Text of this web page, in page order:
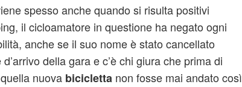
spesso anche quando si risulta positivi
il cicloamatore in questione ha negato ogni
anche se il suo nome è stato cancellato
d’arrivo della gara e c’è chi giura che prima di
nuova bicicletta non fosse mai andato così